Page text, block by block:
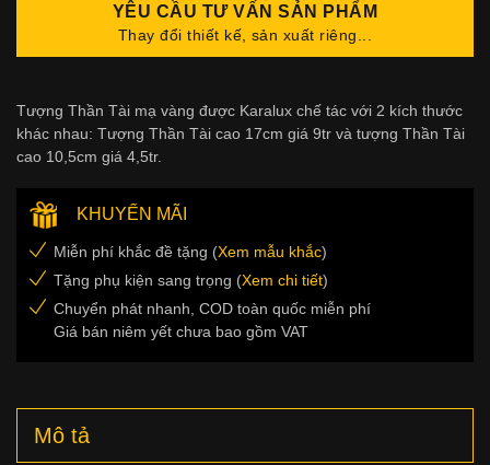
YÊU CẦU TƯ VẤN SẢN PHẨM
Thay đổi thiết kế, sản xuất riêng...
Tượng Thần Tài mạ vàng được Karalux chế tác với 2 kích thước
khác nhau: Tượng Thần Tài cao 17cm giá 9tr và tượng Thần Tài
cao 10,5cm giá 4,5tr.
KHUYẾN MÃI
Miễn phí khắc đề tặng (Xem mẫu khắc)
Tặng phụ kiện sang trọng (Xem chi tiết)
Chuyển phát nhanh, COD toàn quốc miễn phí
Giá bán niêm yết chưa bao gồm VAT
Mô tả